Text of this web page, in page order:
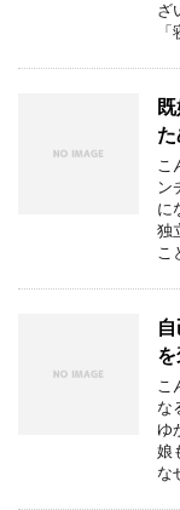
ざ
こ
ン
に
独
こ
こ
な
ゆ
娘
な